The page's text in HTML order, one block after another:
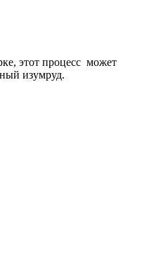
этот процесс может
изумруд.